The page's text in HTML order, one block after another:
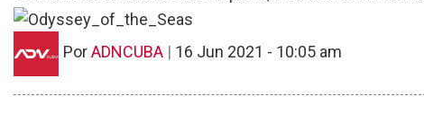
PorADNCUBA | 16 Jun 2021 - 10:05 am